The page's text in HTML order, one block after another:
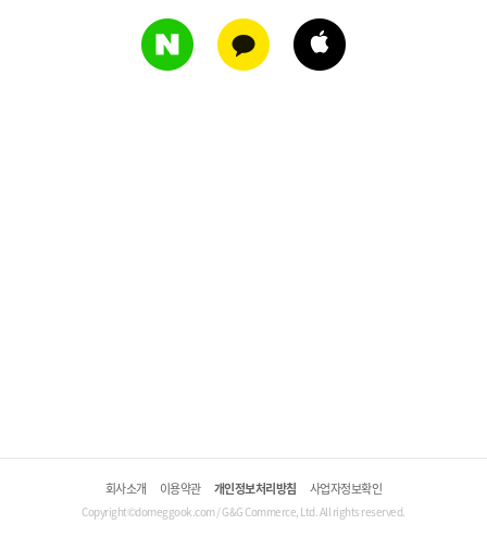
회사소개 이용약관 개인정보처리방침 사업자정보확인
Copyright©domeggook.com / G&G Commerce, Ltd. All rights reserved.